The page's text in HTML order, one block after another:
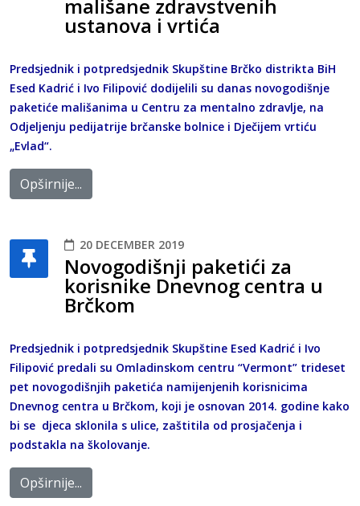
mališane zdravstvenih
ustanova i vrtića
Predsjednik i potpredsjednik Skupštine Brčko distrikta BiH
Esed Kadrić i Ivo Filipović dodijelili su danas novogodišnje
paketiće mališanima u Centru za mentalno zdravlje, na
Odjeljenju pedijatrije brčanske bolnice i Dječijem vrtiću
„Evlad“.
Opširnije...
20 DECEMBER 2019
Novogodišnji paketići za
korisnike Dnevnog centra u
Brčkom
Predsjednik i potpredsjednik Skupštine Esed Kadrić i Ivo
Filipović predali su Omladinskom centru “Vermont” trideset
pet novogodišnjih paketića namijenjenih korisnicima
Dnevnog centra u Brčkom, koji je osnovan 2014. godine kako
bi se djeca sklonila s ulice, zaštitila od prosjačenja i
podstakla na školovanje.
Opširnije...